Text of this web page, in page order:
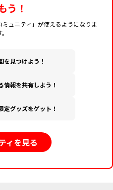
う！
ュニティ」が使えるようになりま
を見つけよう！
情報を共有しよう！
定グッズをゲット！
ィを見る